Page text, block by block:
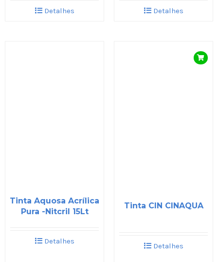
Detalhes Detalhes
Tinta Aquosa Acrílica
Pura -Nitcril 15Lt
Detalhes
Tinta CIN CINAQUA
Detalhes